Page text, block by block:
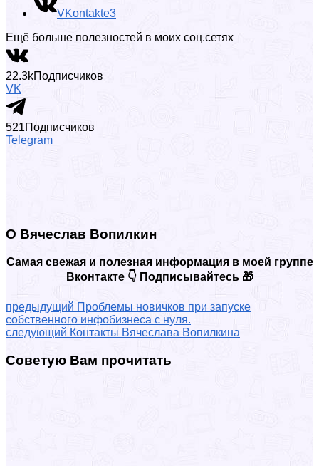
VKontakte3
Ещё больше полезностей в моих соц.сетях
22.3kПодписчиков
VK
521Подписчиков
Telegram
О Вячеслав Вопилкин
Самая свежая и полезная информация в моей группе
Вконтакте 👇 Подписывайтесь 🎁
предыдущий Проблемы новичков при запуске
собственного инфобизнеса с нуля.
следующий Контакты Вячеслава Вопилкина
Советую Вам прочитать